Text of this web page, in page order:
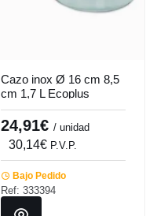
Cazo inox Ø 16 cm 8,5
cm 1,7 L Ecoplus
Pro.cooker
24,91€ / unidad
30,14€ P.V.P.
Bajo Pedido
Ref: 333394